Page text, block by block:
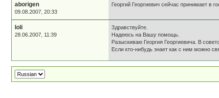
aborigen
09.08.2007, 20:33
Георгий Георгиевич сейчас принимает в
loli
28.06.2007, 11:39
Здравствуйте.
Надеюсь на Вашу помощь.
Разыскиваю Георгия Георгиевича. В
Если кто-нибудь знает как с ним можно